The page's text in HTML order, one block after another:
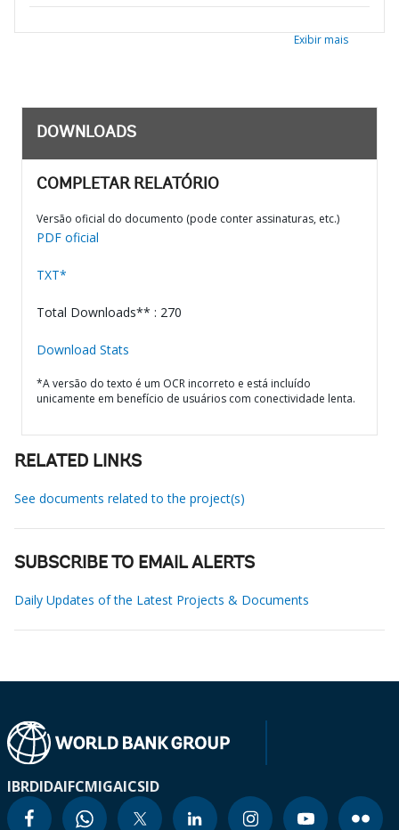
Exibir mais
DOWNLOADS
COMPLETAR RELATÓRIO
Versão oficial do documento (pode conter assinaturas, etc.)
PDF oficial
TXT*
Total Downloads** : 270
Download Stats
*A versão do texto é um OCR incorreto e está incluído
unicamente em benefício de usuários com conectividade lenta.
RELATED LINKS
See documents related to the project(s)
SUBSCRIBE TO EMAIL ALERTS
Daily Updates of the Latest Projects & Documents
IBRDIDAIFCMIGAICSID